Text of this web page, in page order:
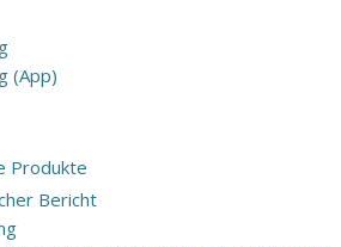
(App)
Produkte
Bericht